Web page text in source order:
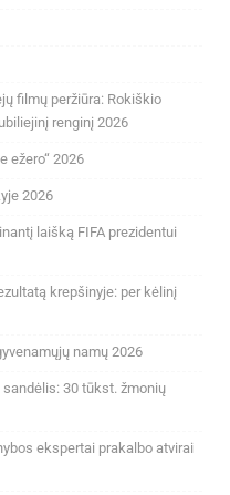
filmų peržiūra: Rokiškio
renginį 2026
ežero“ 2026
2026
laišką FIFA prezidentui
krepšinyje: per kėlinį
namų 2026
30 tūkst. žmonių
ekspertai prakalbo atvirai